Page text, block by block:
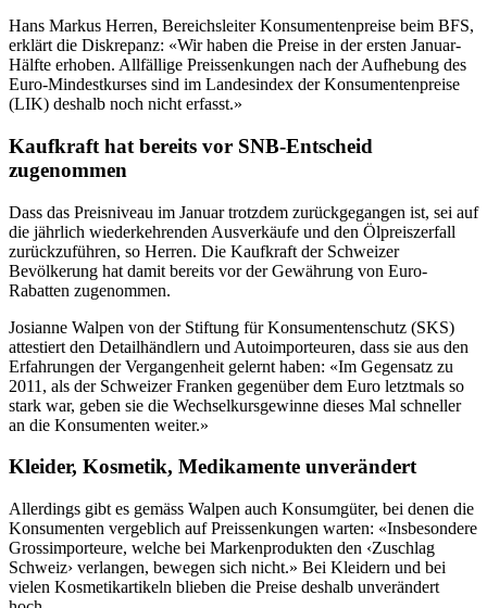
Hans Markus Herren, Bereichsleiter Konsumentenpreise beim BFS,
erklärt die Diskrepanz: «Wir haben die Preise in der ersten Januar-
Hälfte erhoben. Allfällige Preissenkungen nach der Aufhebung des
Euro-Mindestkurses sind im Landesindex der Konsumentenpreise
(LIK) deshalb noch nicht erfasst.»
Kaufkraft hat bereits vor SNB-Entscheid
zugenommen
Dass das Preisniveau im Januar trotzdem zurückgegangen ist, sei auf
die jährlich wiederkehrenden Ausverkäufe und den Ölpreiszerfall
zurückzuführen, so Herren. Die Kaufkraft der Schweizer
Bevölkerung hat damit bereits vor der Gewährung von Euro-
Rabatten zugenommen.
Josianne Walpen von der Stiftung für Konsumentenschutz (SKS)
attestiert den Detailhändlern und Autoimporteuren, dass sie aus den
Erfahrungen der Vergangenheit gelernt haben: «Im Gegensatz zu
2011, als der Schweizer Franken gegenüber dem Euro letztmals so
stark war, geben sie die Wechselkursgewinne dieses Mal schneller
an die Konsumenten weiter.»
Kleider, Kosmetik, Medikamente unverändert
Allerdings gibt es gemäss Walpen auch Konsumgüter, bei denen die
Konsumenten vergeblich auf Preissenkungen warten: «Insbesondere
Grossimporteure, welche bei Markenprodukten den ‹Zuschlag
Schweiz› verlangen, bewegen sich nicht.» Bei Kleidern und bei
vielen Kosmetikartikeln blieben die Preise deshalb unverändert